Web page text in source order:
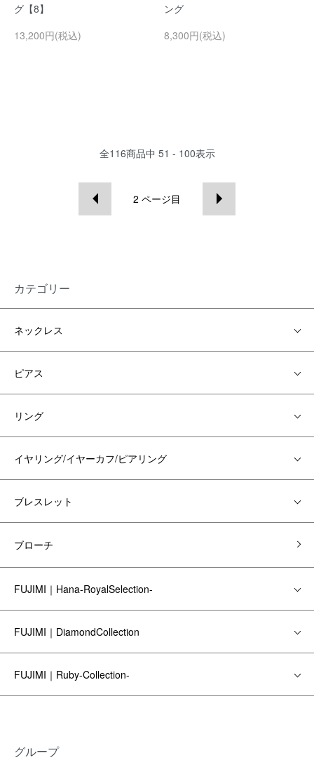
グ【8】
13,200円(税込)
ング
8,300円(税込)
全116商品中 51 - 100表示
2 ページ目
カテゴリー
ネックレス
ピアス
リング
イヤリング/イヤーカフ/ピアリング
ブレスレット
ブローチ
FUJIMI｜Hana-RoyalSelection-
FUJIMI｜DiamondCollection
FUJIMI｜Ruby-Collection-
グループ